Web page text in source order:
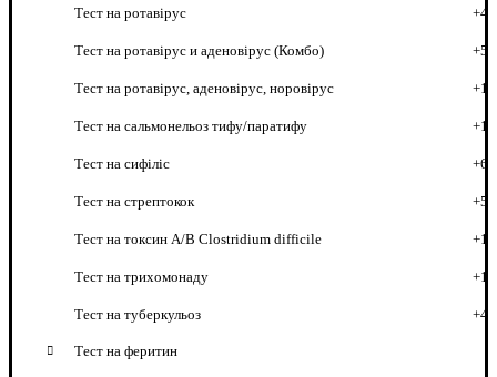
Тест на ротавірус +4
Тест на ротавірус и аденовірус (Комбо) +5
Тест на ротавірус, аденовірус, норовірус +1
Тест на сальмонельоз тифу/паратифу +1
Тест на сифіліс +6
Тест на стрептокок +5
Тест на токсин A/B Clostridium difficile +1
Тест на трихомонаду +1
Тест на туберкульоз +4
Тест на феритин